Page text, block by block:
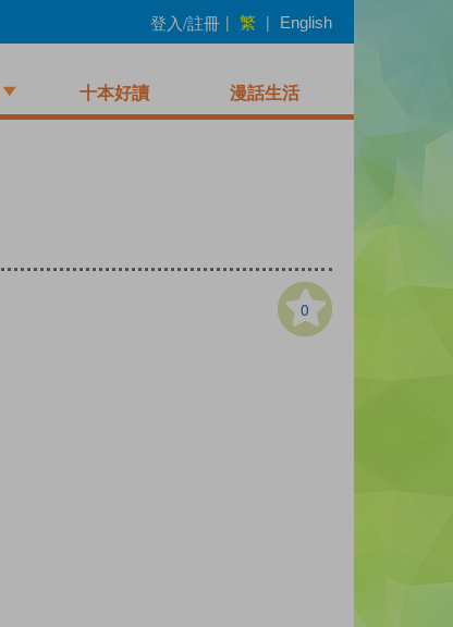
登入/註冊 | 繁 | English
十本好讀 漫話生活
0